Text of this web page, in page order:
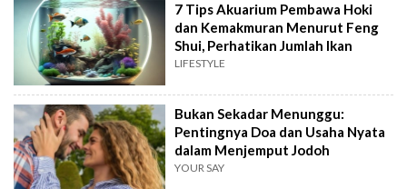
7 Tips Akuarium Pembawa Hoki
dan Kemakmuran Menurut Feng
Shui, Perhatikan Jumlah Ikan
LIFESTYLE
Bukan Sekadar Menunggu:
Pentingnya Doa dan Usaha Nyata
dalam Menjemput Jodoh
YOUR SAY